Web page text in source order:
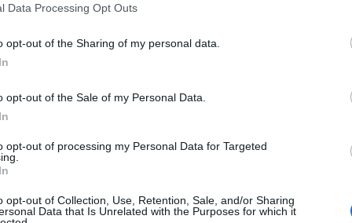
Data Processing Opt Outs
opt-out of the Sharing of my personal data.
opt-out of the Sale of my Personal Data.
opt-out of processing my Personal Data for Targeted
opt-out of Collection, Use, Retention, Sale, and/or Sharing
Data that Is Unrelated with the Purposes for which it
nők készítik?
nők, és a cégnek is több mint a fele női
a műhelyünkben, a régi Goldberger gyár
porcelánégető kemencéd is.
És miért épp a porcelán?
szakon porcelánlámpa volt a